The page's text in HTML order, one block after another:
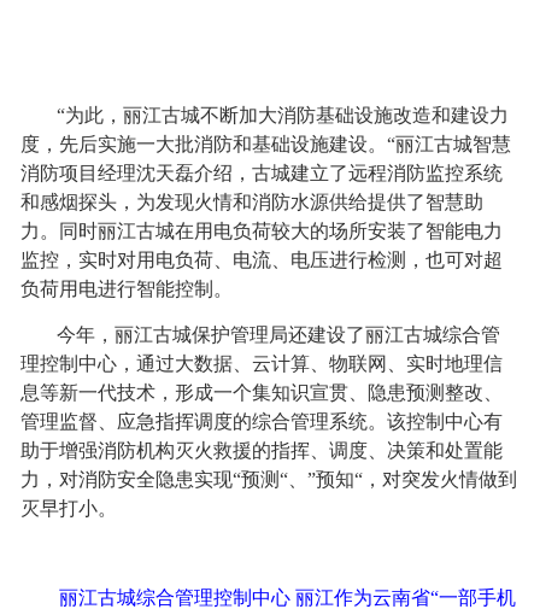
“为此，丽江古城不断加大消防基础设施改造和建设力
度，先后实施一大批消防和基础设施建设。“丽江古城智慧
消防项目经理沈天磊介绍，古城建立了远程消防监控系统
和感烟探头，为发现火情和消防水源供给提供了智慧助
力。同时丽江古城在用电负荷较大的场所安装了智能电力
监控，实时对用电负荷、电流、电压进行检测，也可对超
负荷用电进行智能控制。
今年，丽江古城保护管理局还建设了丽江古城综合管
理控制中心，通过大数据、云计算、物联网、实时地理信
息等新一代技术，形成一个集知识宣贯、隐患预测整改、
管理监督、应急指挥调度的综合管理系统。该控制中心有
助于增强消防机构灭火救援的指挥、调度、决策和处置能
力，对消防安全隐患实现“预测“、”预知“，对突发火情做到
灭早打小。
丽江古城综合管理控制中心 丽江作为云南省“一部手机